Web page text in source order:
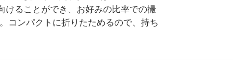
けることができ、お好みの比率での撮
コンパクトに折りたためるので、持ち